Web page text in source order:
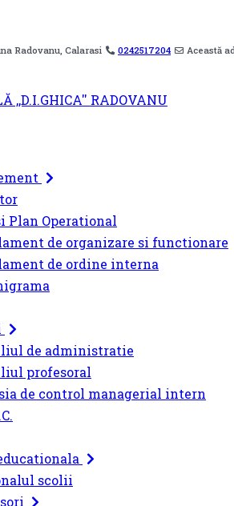
Radovanu, Calarasi 0242517204 Această
,,D.I.GHICA'' RADOVANU
Plan Operational
de organizare si functionare
de ordine interna
de administratie
profesoral
de control managerial intern
scolii